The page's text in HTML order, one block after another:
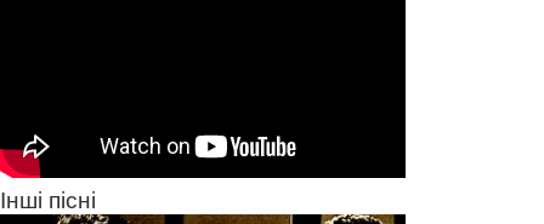
Інші пісні